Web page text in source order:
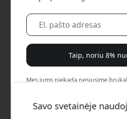
Savo svetainėje
Taip, noriu 8%
Mes jums niekada nesiųsime